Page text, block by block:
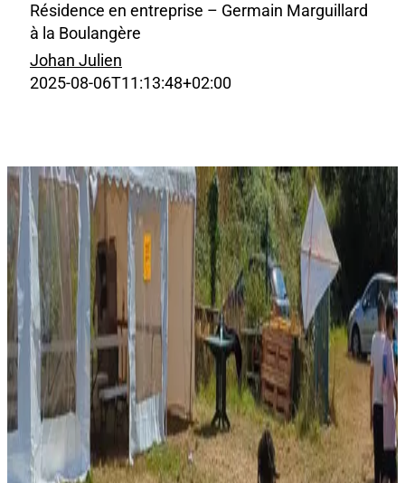
Résidence en entreprise – Germain Marguillard
à la Boulangère
Johan Julien
2025-08-06T11:13:48+02:00